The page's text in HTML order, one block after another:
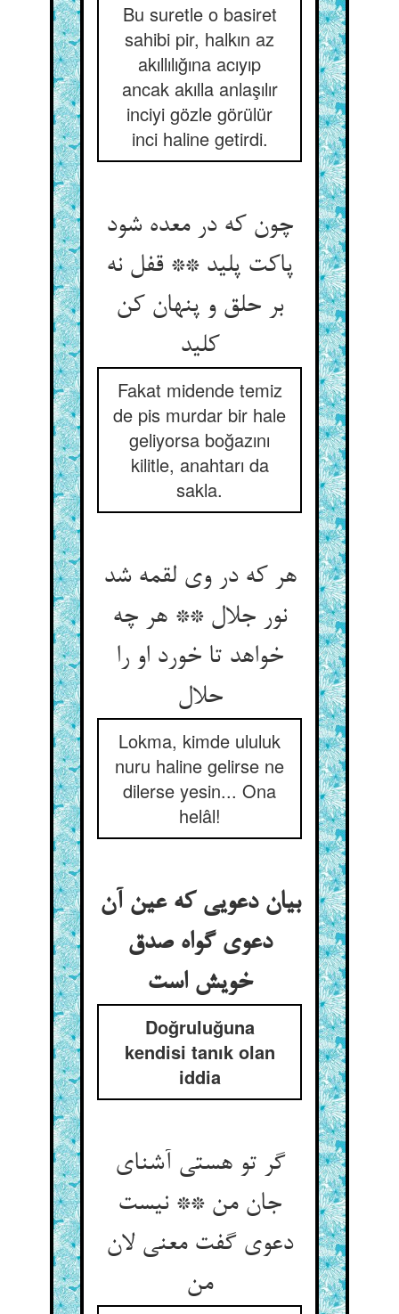
Bu suretle o basiret
sahibi pir, halkın az
akıllılığına acıyıp
ancak akılla anlaşılır
inciyi gözle görülür
inci haline getirdi.
چون که در معده شود
پاکت پلید ** قفل نه
بر حلق و پنهان کن
کلید
Fakat midende temiz
de pis murdar bir hale
geliyorsa boğazını
kilitle, anahtarı da
sakla.
هر که در وی لقمه شد
نور جلال ** هر چه
خواهد تا خورد او را
حلال‏
Lokma, kimde ululuk
nuru haline gelirse ne
dilerse yesin... Ona
helâl!
بیان دعویی که عین آن
دعوی گواه صدق
خویش است‏
Doğruluğuna
kendisi tanık olan
iddia
گر تو هستی آشنای
جان من ** نیست
دعوی گفت معنی لان
من‏